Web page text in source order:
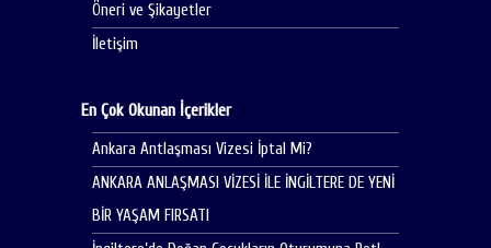
Öneri ve Şikayetler
İletişim
En Çok Okunan İçerikler
Ankara Antlaşması Vizesi İptal Mi?
ANKARA ANLAŞMASI VİZESİ İLE İNGİLTERE DE YENİ
BİR YAŞAM FIRSATI